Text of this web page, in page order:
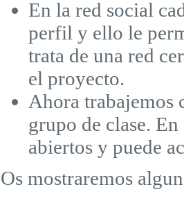
En la red social
perfil y ello le
trata de una red
el proyecto.
Ahora trabajemos
grupo de clase.
abiertos y puede
Os mostraremos